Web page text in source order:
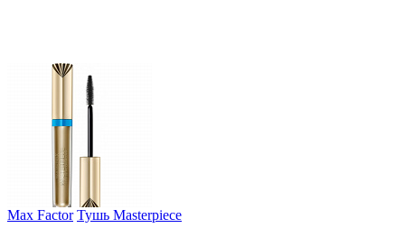
Max Factor Тушь Masterpiece